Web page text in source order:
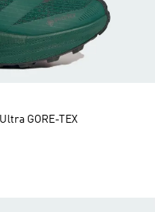
GORE-TEX